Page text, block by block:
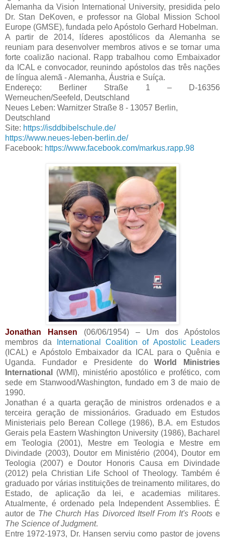
Alemanha da Vision International University, presidida pelo
Dr. Stan DeKoven, e professor na Global Mission School
Europe (GMSE), fundada pelo Apóstolo Gerhard Hobelman.
A partir de 2014, líderes apostólicos da Alemanha se
reuniam para desenvolver membros ativos e se tornar uma
forte coalizão nacional. Rapp trabalhou como Embaixador
da ICAL e convocador, reunindo apóstolos das três nações
de língua alemã - Alemanha, Áustria e Suíça.
Endereço: Berliner Straße 1 – D-16356
Werneuchen/Seefeld, Deutschland
Neues Leben: Warnitzer Straße 8 - 13057 Berlin,
Deutschland
Site: https://isddbibelschule.de/
https://www.neues-leben-berlin.de/
Facebook: https://www.facebook.com/markus.rapp.98
Jonathan Hansen (06/06/1954) – Um dos Apóstolos
membros da
International Coalition of Apostolic Leaders
(ICAL) e Apóstolo Embaixador da ICAL para o Quênia e
Uganda. Fundador e Presidente doWorld Ministries
International
(WMI), ministério apostólico e profético, com
sede em Stanwood/Washington, fundado em 3 de maio de
1990.
Jonathan é a quarta geração de ministros ordenados e a
terceira geração de missionários. Graduado em Estudos
Ministeriais pelo Berean College (1986), B.A. em Estudos
Gerais pela Eastern Washington University (1986), Bacharel
em Teologia (2001), Mestre em Teologia e Mestre em
Divindade (2003), Doutor em Ministério (2004), Doutor em
Teologia (2007) e Doutor Honoris Causa em Divindade
(2012) pela Christian Life School of Theology. Também é
graduado por várias instituições de treinamento militares, do
Estado, de aplicação da lei, e academias militares.
Atualmente, é ordenado pela Independent Assemblies. É
autor de The Church Has Divorced Itself From It's Rootse
The Science of Judgment.
Entre 1972-1973, Dr. Hansen serviu como pastor de jovens